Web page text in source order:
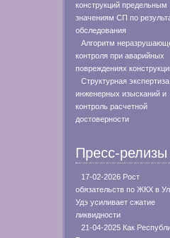
конструкций предельным
значениям СП по
обследования
Алгоритм
контроля при аварийных
повреждениях
Структурная экспертиза
инженерных изысканий и
контроль расчетной
достоверности
Пресс-релизы
17-02-2026 Рост
обязательств по ЖКХ в
Удэ усиливает сжатие
ликвидности
21-04-2025 Как